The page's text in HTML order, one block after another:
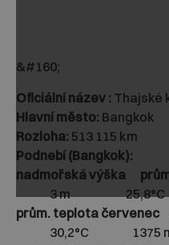
&#160;
Oficiální název : Thajské
Hlavní město: Bangkok
Rozloha: 513 115 km
Podnebí (Bangkok):
nadmořská výška
3 m
prům. teplota červenec
30,2°C 1375